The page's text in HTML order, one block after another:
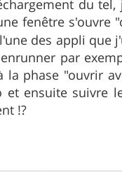
du
fenêtre s'ouvre
des appli que
par
la phase "ouvrir
et ensuite suivre
!?